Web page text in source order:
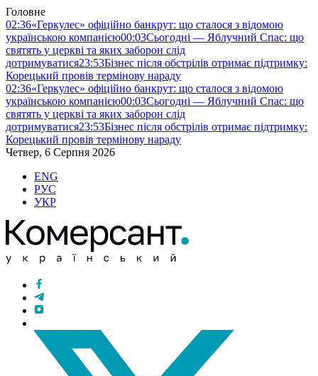
Головне
02:36«Геркулес» офіційно банкрут: що сталося з відомою
українською компанією00:03Сьогодні — Яблучний Спас: що
святять у церкві та яких заборон слід
дотримуватися23:53Бізнес після обстрілів отримає підтримку:
Корецький провів термінову нараду
02:36«Геркулес» офіційно банкрут: що сталося з відомою
українською компанією00:03Сьогодні — Яблучний Спас: що
святять у церкві та яких заборон слід
дотримуватися23:53Бізнес після обстрілів отримає підтримку:
Корецький провів термінову нараду
Четвер, 6 Серпня 2026
ENG
РУС
УКР